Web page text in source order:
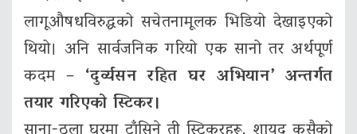
लागूऔषधविरुद्धको सचेतनामूलक भिडियो देखाइएको
थियो। अनि सार्वजनिक गरियो एक सानो तर अर्थपूर्ण
कदम – ‘दुर्व्यसन रहित घर अभियान’ अन्तर्गत
तयार गरिएको स्टिकर।